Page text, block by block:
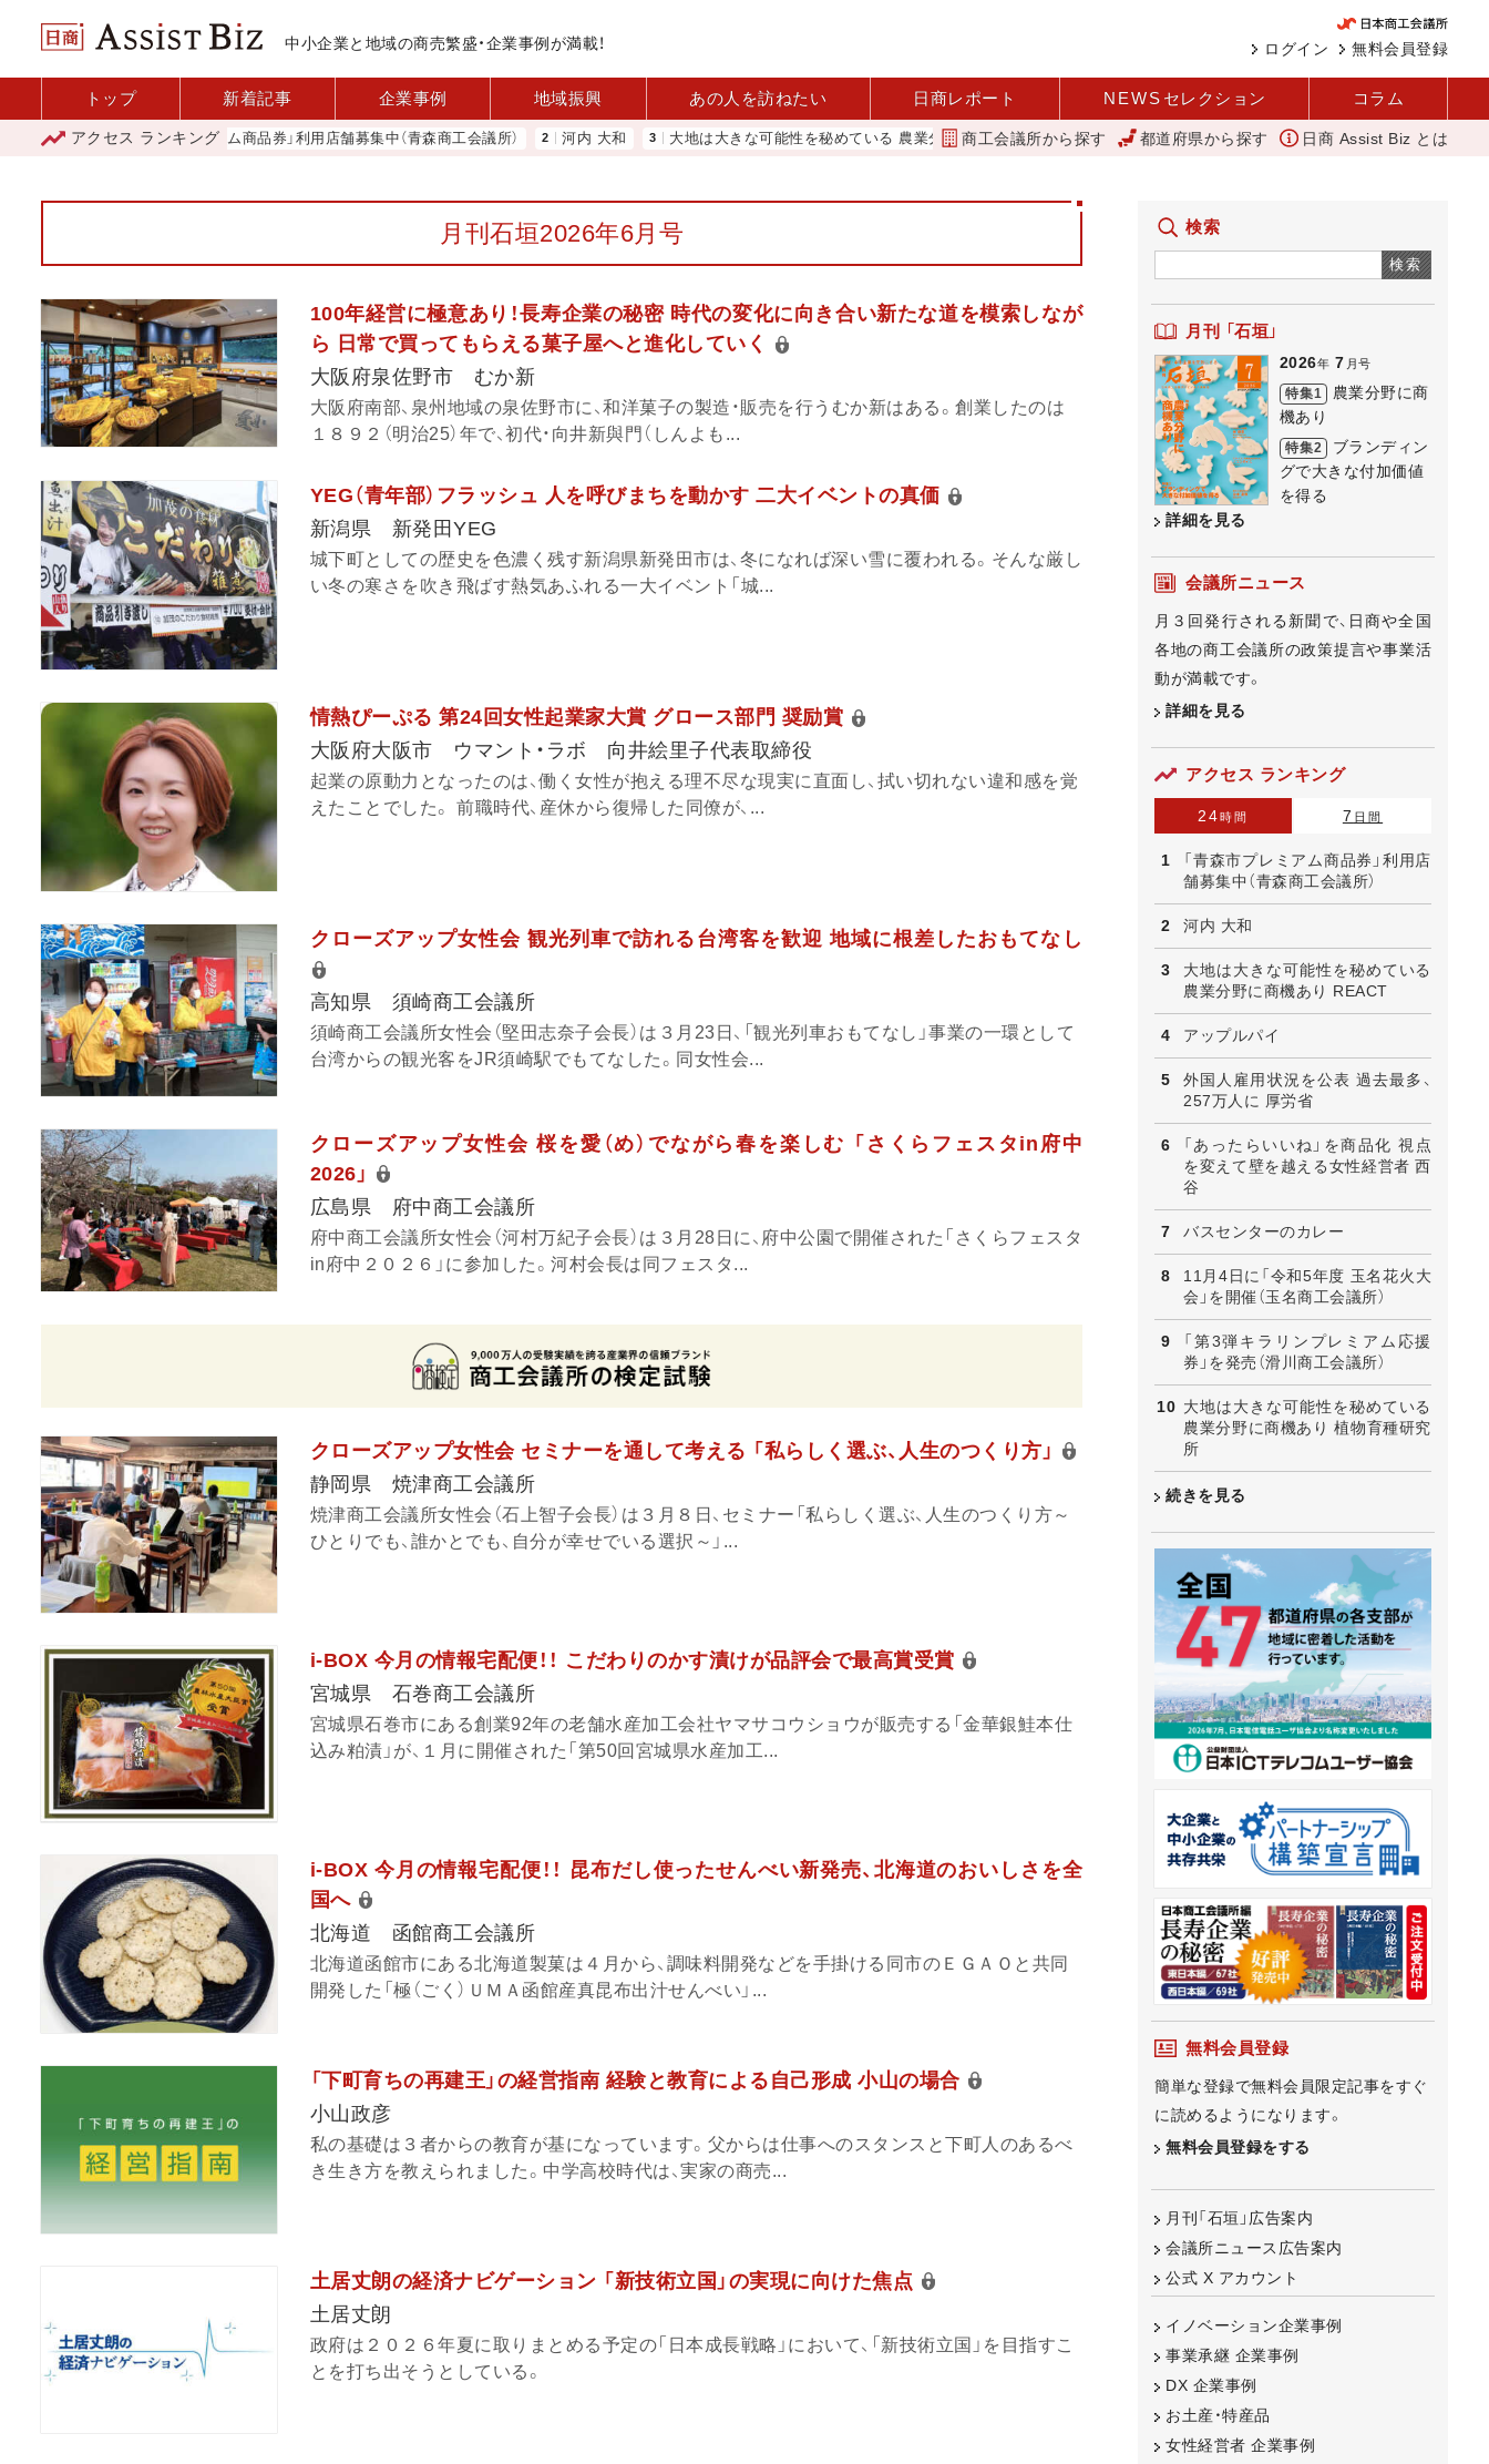
中小企業と地域の商売繁盛・企業事例が満載！ 無料会員登録
ログイン
トップ 新着記事 企業事例 地域振興 あの人を訪ねたい 日商レポート NEWS セレクション コラム
アクセス ランキング
「青森市プレミアム商品券」利用店舗募集中（青森商工会議所） 河内 大和 大地は大きな可能性を秘めている 農業分野に商機あり REACT アップルパイ 外国人雇用状況を公表 過去最多、257万人に
商工会議所から探す 都道府県から探す 日商 Assist Biz とは
月刊石垣2026年6月号
100年経営に極意あり！長寿企業の秘密 時代の変化に向き合い新たな道を模索しなが
ら 日常で買ってもらえる菓子屋へと進化していく
大阪府泉佐野市 むか新
大阪府南部、泉州地域の泉佐野市に、和洋菓子の製造・販売を行うむか新はある。創業したのは
１８９２（明治25）年で、初代・向井新與門（しんよも...
YEG（青年部）フラッシュ 人を呼びまちを動かす 二大イベントの真価
新潟県 新発田YEG
城下町としての歴史を色濃く残す新潟県新発田市は、冬になれば深い雪に覆われる。そんな厳し
い冬の寒さを吹き飛ばす熱気あふれる一大イベント「城...
情熱ぴーぷる 第24回女性起業家大賞 グロース部門 奨励賞
大阪府大阪市 ウマント・ラボ 向井絵里子代表取締役
起業の原動力となったのは、働く女性が抱える理不尽な現実に直面し、拭い切れない違和感を覚
えたことでした。 前職時代、産休から復帰した同僚が、...
クローズアップ女性会 観光列車で訪れる台湾客を歓迎 地域に根差したおもてなし
高知県 須崎商工会議所
須崎商工会議所女性会（堅田志奈子会長）は３月23日、「観光列車おもてなし」事業の一環として
台湾からの観光客をJR須崎駅でもてなした。同女性会...
クローズアップ女性会 桜を愛（め）でながら春を楽しむ 「さくらフェスタin府中
2026」
広島県 府中商工会議所
府中商工会議所女性会（河村万紀子会長）は３月28日に、府中公園で開催された「さくらフェスタ
in府中２０２６」に参加した。河村会長は同フェスタ...
クローズアップ女性会 セミナーを通して考える 「私らしく選ぶ、人生のつくり方」
静岡県 焼津商工会議所
焼津商工会議所女性会（石上智子会長）は３月８日、セミナー「私らしく選ぶ、人生のつくり方～
ひとりでも、誰かとでも、自分が幸せでいる選択～」...
i-BOX 今月の情報宅配便！！ こだわりのかす漬けが品評会で最高賞受賞
宮城県 石巻商工会議所
宮城県石巻市にある創業92年の老舗水産加工会社ヤマサコウショウが販売する「金華銀鮭本仕
込み粕漬」が、１月に開催された「第50回宮城県水産加工...
i-BOX 今月の情報宅配便！！ 昆布だし使ったせんべい新発売、北海道のおいしさを全
国へ
北海道 函館商工会議所
北海道函館市にある北海道製菓は４月から、調味料開発などを手掛ける同市のＥＧＡＯと共同
開発した「極（ごく）ＵＭＡ函館産真昆布出汁せんべい」...
「下町育ちの再建王」の経営指南 経験と教育による自己形成 小山の場合
小山政彦
私の基礎は３者からの教育が基になっています。父からは仕事へのスタンスと下町人のあるべ
き生き方を教えられました。中学高校時代は、実家の商売...
土居丈朗の経済ナビゲーション 「新技術立国」の実現に向けた焦点
土居丈朗
政府は２０２６年夏に取りまとめる予定の「日本成長戦略」において、「新技術立国」を目指すこ
とを打ち出そうとしている。
検索
検索
月刊 「石垣」
2026年 7 月号
特集1
農業分野に商
機あり
特集2
ブランディン
グで大きな付加価値
を得る
詳細を見る
会議所ニュース
月３回発行される新聞で、日商や全国
各地の商工会議所の政策提言や事業活
動が満載です。
詳細を見る
アクセス ランキング
24時間 7 日間
「青森市プレミアム商品券」利用店
舗募集中（青森商工会議所）
河内 大和
大地は大きな可能性を秘めている
農業分野に商機あり REACT
アップルパイ
外国人雇用状況を公表 過去最多、
257万人に 厚労省
「あったらいいね」を商品化 視点
を変えて壁を越える女性経営者 西
谷
バスセンターのカレー
11月4日に「令和5年度 玉名花火大
会」を開催（玉名商工会議所）
「第3弾キラリンプレミアム応援
券」を発売（滑川商工会議所）
大地は大きな可能性を秘めている
農業分野に商機あり 植物育種研究
所
続きを見る
無料会員登録
簡単な登録で無料会員限定記事をすぐ
に読めるようになります。
無料会員登録をする
月刊「石垣」広告案内
会議所ニュース広告案内
公式 X アカウント
イノベーション企業事例
事業承継 企業事例
DX 企業事例
お土産・特産品
女性経営者 企業事例